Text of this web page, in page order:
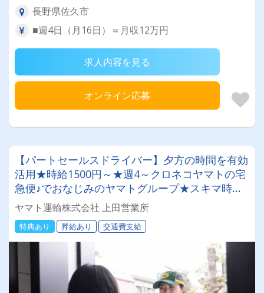
長野県佐久市
■週4日（月16日）＝月収12万円
求人内容を見る
オンライン応募
【パートセールスドライバー】夕方の時間を有効
活用★時給1500円～★週4～クロネコヤマトの宅
急便♪でおなじみのヤマトグループ★スキマ時間
で収入を◎ 業界最大手★知識・技術研修充実◎
明確な評価制度でやりがい◎アルバイトでも社
割・持ち株制度・健康診断など福利厚生充実★社
員登用制度あり★Wワーク・副業にもピッタリ♪
ヤマト運輸株式会社 上田営業所
特典あり 昇給あり 交通費支給